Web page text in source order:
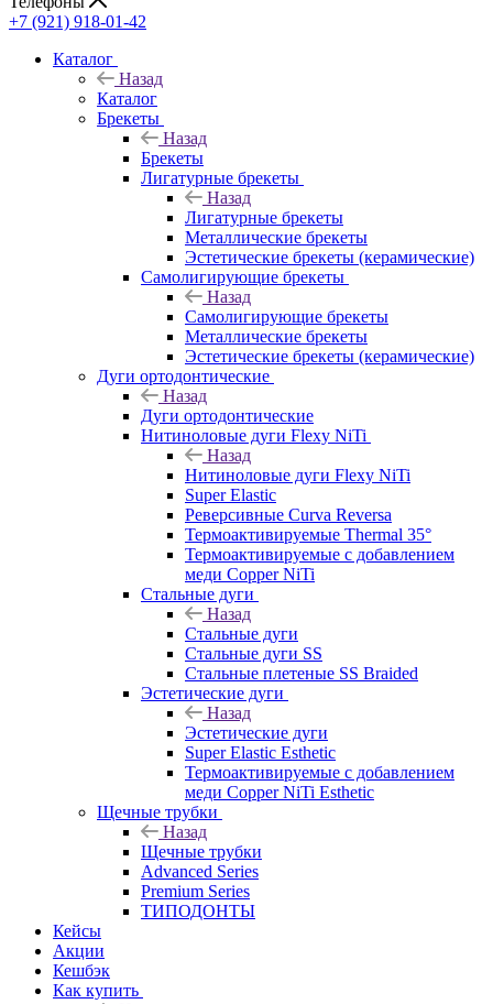
+7 (921) 918-01-42
Каталог
Назад
Каталог
Брекеты
Назад
Брекеты
Лигатурные брекеты
Назад
Лигатурные брекеты
Металлические брекеты
Эстетические брекеты (керамические)
Самолигирующие брекеты
Назад
Самолигирующие брекеты
Металлические брекеты
Эстетические брекеты (керамические)
Дуги ортодонтические
Назад
Дуги ортодонтические
Нитиноловые дуги Flexy NiTi
Назад
Нитиноловые дуги Flexy NiTi
Super Elastic
Реверсивные Curva Reversa
Термоактивируемые Thermal 35°
Термоактивируемые с добавлением
меди Copper NiTi
Стальные дуги
Назад
Стальные дуги
Стальные дуги SS
Стальные плетеные SS Braided
Эстетические дуги
Назад
Эстетические дуги
Super Elastic Esthetic
Термоактивируемые с добавлением
меди Copper NiTi Esthetic
Щечные трубки
Назад
Щечные трубки
Advanced Series
Premium Series
ТИПОДОНТЫ
Кейсы
Акции
Кешбэк
Как купить